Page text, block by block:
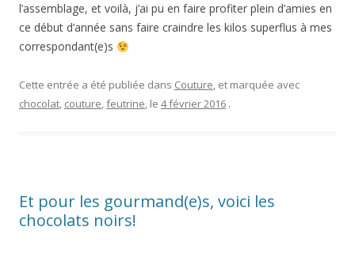
l’assemblage, et voilà, j’ai pu en faire profiter plein d’amies en
ce début d’année sans faire craindre les kilos superflus à mes
correspondant(e)s
Cette entrée a été publiée dans Couture, et marquée avec
chocolat, couture,feutrine, le 4 février 2016 .
Et pour les gourmand(e)s, voici les
chocolats noirs!